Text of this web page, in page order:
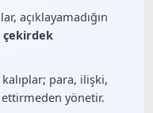
açıklayamadığın
çekirdek
para, ilişki,
ettirmeden yönetir.